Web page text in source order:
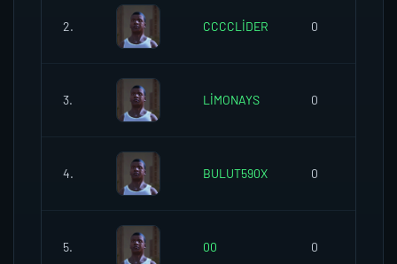
2. CCCCLİDER 0
3. LİMONAYS 0
4. BULUT590X 0
5. 00 0